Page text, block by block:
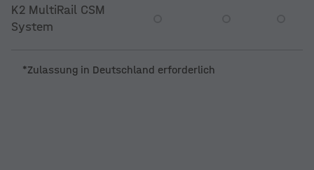
K2 MultiRail CSM
System
*Zulassung in Deutschland erforderlich